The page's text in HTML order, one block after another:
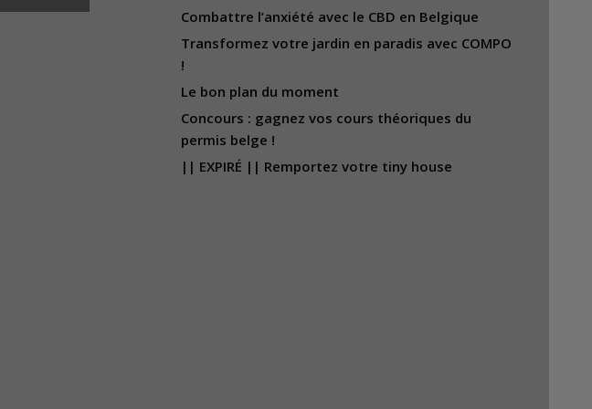
Combattre l’anxiété avec le CBD en Belgique
Transformez votre jardin en paradis avec COMPO
!
Le bon plan du moment
Concours : gagnez vos cours théoriques du
permis belge !
|| EXPIRÉ || Remportez votre tiny house